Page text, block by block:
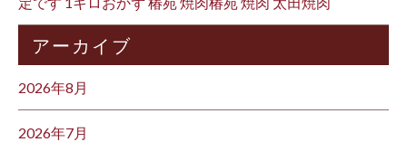
アーカイブ
2026年8月
2026年7月